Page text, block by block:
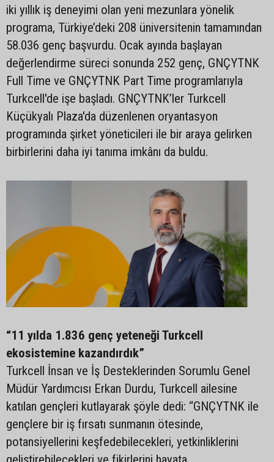
iki yıllık iş deneyimi olan yeni mezunlara yönelik
programa, Türkiye’deki 208 üniversitenin tamamından
58.036 genç başvurdu. Ocak ayında başlayan
değerlendirme süreci sonunda 252 genç, GNÇYTNK
Full Time ve GNÇYTNK Part Time programlarıyla
Turkcell'de işe başladı. GNÇYTNK’ler Turkcell
Küçükyalı Plaza'da düzenlenen oryantasyon
programında şirket yöneticileri ile bir araya gelirken
birbirlerini daha iyi tanıma imkânı da buldu.
“11 yılda 1.836 genç yeteneği Turkcell
ekosistemine kazandırdık”
Turkcell İnsan ve İş Desteklerinden Sorumlu Genel
Müdür Yardımcısı Erkan Durdu, Turkcell ailesine
katılan gençleri kutlayarak şöyle dedi: “GNÇYTNK ile
gençlere bir iş fırsatı sunmanın ötesinde,
potansiyellerini keşfedebilecekleri, yetkinliklerini